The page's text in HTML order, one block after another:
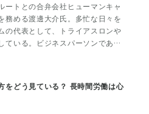
ートとの合弁会社ヒューマンキャ
務める渡邊大介氏。多忙な日々を
の代表として、トライアスロンや
ている。ビジネスパーソンであり
をどう見ている？ 長時間労働は心